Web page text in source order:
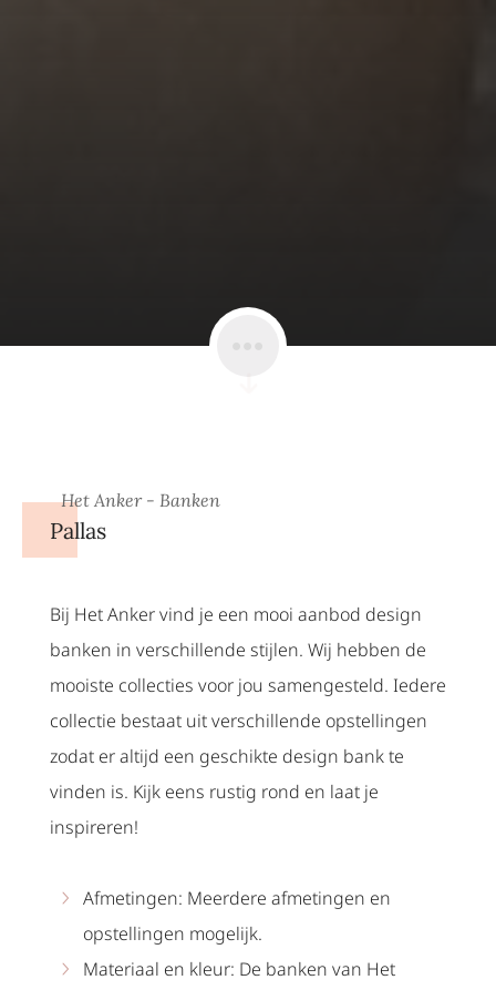
Het Anker - Banken
Pallas
Bij Het Anker vind je een mooi aanbod design
banken in verschillende stijlen. Wij hebben de
mooiste collecties voor jou samengesteld. Iedere
collectie bestaat uit verschillende opstellingen
zodat er altijd een geschikte design bank te
vinden is. Kijk eens rustig rond en laat je
inspireren!
Afmetingen: Meerdere afmetingen en
opstellingen mogelijk.
Materiaal en kleur: De banken van Het